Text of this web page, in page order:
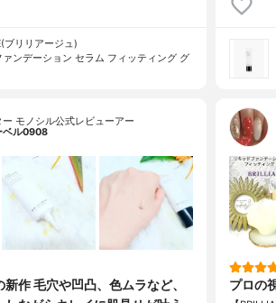
ブリリアージュ)
ァンデーション セラム フィッティング グ
モノシル公式レビューアー
ベル0908
作 毛穴や凹凸、色ムラなど、
プロの